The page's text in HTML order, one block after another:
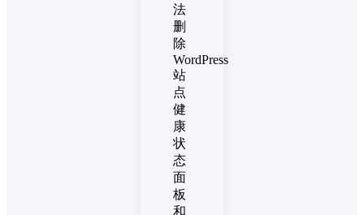
法
删
除
WordPress
站
点
健
康
状
态
面
板
和